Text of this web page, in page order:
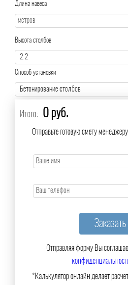
Длина навеса
Высота столбов
Способ установки
Итого: 0 руб.
Отправьте готовую смету
Отправляя форму Вы
*Калькулятор онлайн делает